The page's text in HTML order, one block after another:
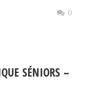
0
SÉNIORS –